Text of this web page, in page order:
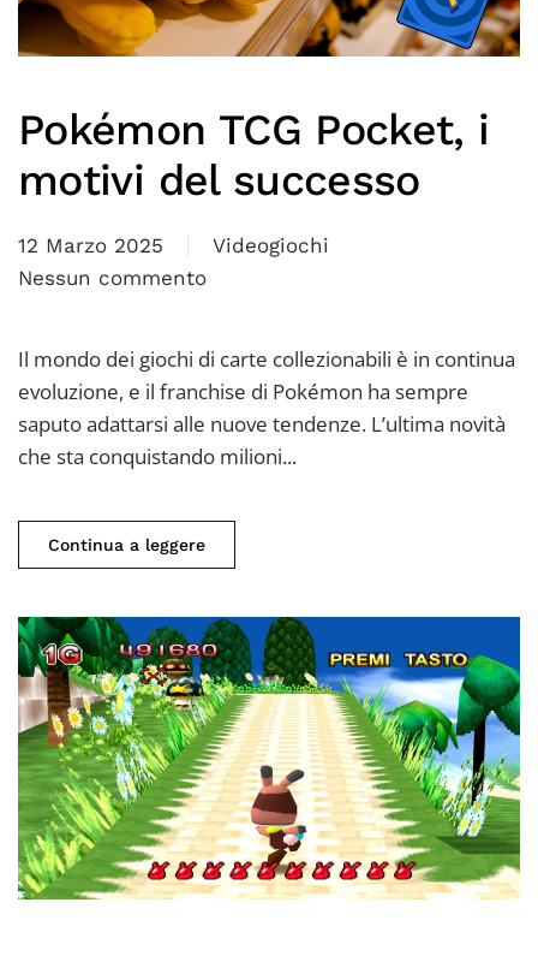
Pokémon TCG Pocket, i
motivi del successo
12 Marzo 2025
Videogiochi
Nessun commento
su
TCG
Pocket,
i
motivi
successo
Il mondo dei giochi di carte collezionabili è in continua
evoluzione, e il franchise di Pokémon ha sempre
saputo adattarsi alle nuove tendenze. L’ultima novità
che sta conquistando milioni...
Continua a leggere